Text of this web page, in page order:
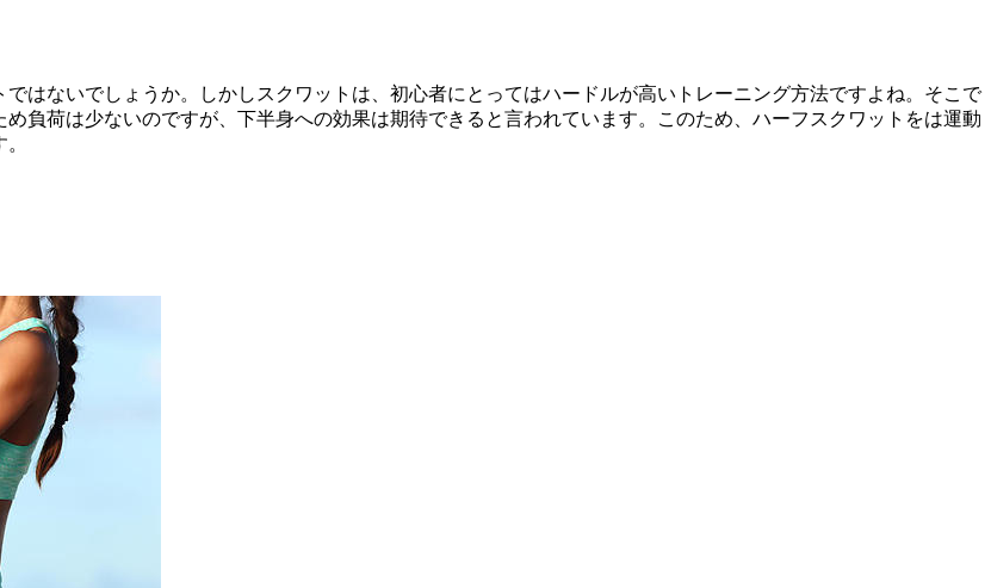
はないでしょうか。しかしスクワットは、初心者にとってはハードルが高いトレーニング方法ですよね。そこで
負荷は少ないのですが、下半身への効果は期待できると言われています。このため、ハーフスクワットをは運動